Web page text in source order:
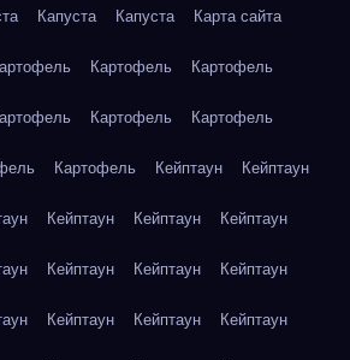
Капуста Капуста Карта сайта
Картофель Картофель
Картофель Картофель
Картофель Кейптаун Кейптаун
Кейптаун Кейптаун Кейптаун
Кейптаун Кейптаун Кейптаун
Кейптаун Кейптаун Кейптаун